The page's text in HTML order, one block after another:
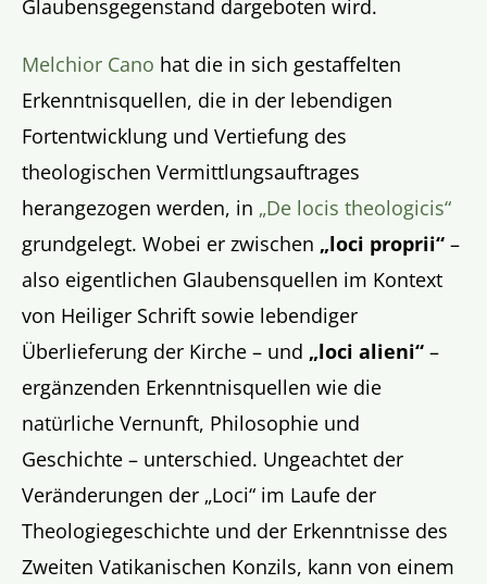
Glaubensgegenstand dargeboten wird.
Melchior Cano hat die in sich gestaffelten
Erkenntnisquellen, die in der lebendigen
Fortentwicklung und Vertiefung des
theologischen Vermittlungsauftrages
herangezogen werden, in „De locis theologicis“
grundgelegt. Wobei er zwischen „loci proprii“ –
also eigentlichen Glaubensquellen im Kontext
von Heiliger Schrift sowie lebendiger
Überlieferung der Kirche – und „loci alieni“ –
ergänzenden Erkenntnisquellen wie die
natürliche Vernunft, Philosophie und
Geschichte – unterschied. Ungeachtet der
Veränderungen der „Loci“ im Laufe der
Theologiegeschichte und der Erkenntnisse des
Zweiten Vatikanischen Konzils, kann von einem